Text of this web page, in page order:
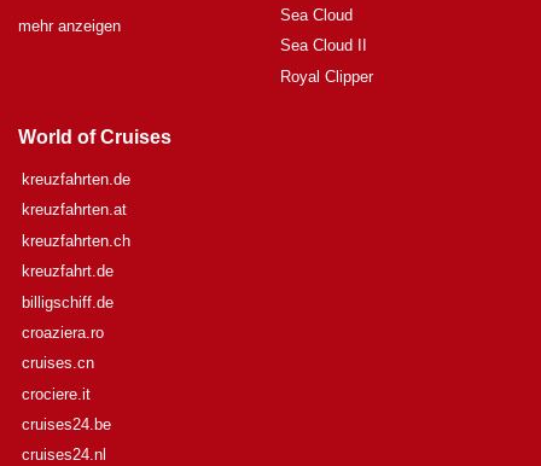
mehr anzeigen
Sea Cloud
Sea Cloud II
Royal Clipper
World of Cruises
kreuzfahrten.de
kreuzfahrten.at
kreuzfahrten.ch
kreuzfahrt.de
billigschiff.de
croaziera.ro
cruises.cn
crociere.it
cruises24.be
cruises24.nl